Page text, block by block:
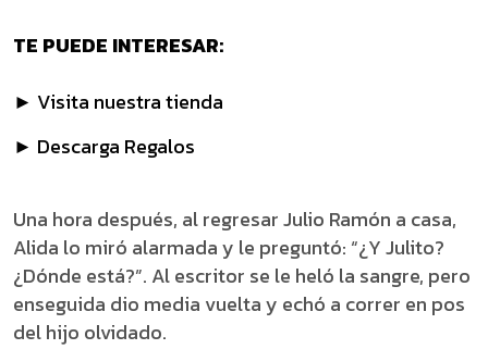
TE PUEDE INTERESAR:
► Visita nuestra tienda
► Descarga Regalos
Una hora después, al regresar Julio Ramón a casa,
Alida lo miró alarmada y le preguntó: “¿Y Julito?
¿Dónde está?”. Al escritor se le heló la sangre, pero
enseguida dio media vuelta y echó a correr en pos
del hijo olvidado.